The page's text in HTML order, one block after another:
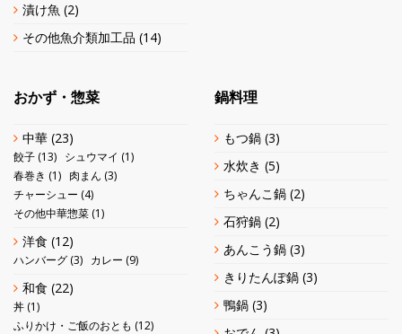
漬け魚 (2)
その他魚介類加工品 (14)
おかず・惣菜
中華 (23)
餃子 (13) シュウマイ (1)
春巻き (1) 肉まん (3)
チャーシュー (4)
その他中華惣菜 (1)
洋食 (12)
ハンバーグ (3) カレー (9)
和食 (22)
丼 (1)
ふりかけ・ご飯のおとも (12)
鍋料理
もつ鍋 (3)
水炊き (5)
ちゃんこ鍋 (2)
石狩鍋 (2)
あんこう鍋 (3)
きりたんぽ鍋 (3)
鴨鍋 (3)